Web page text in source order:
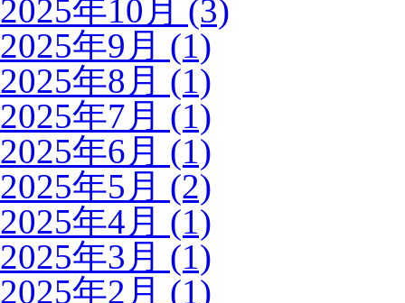
2025年10月 (3)
2025年9月 (1)
2025年8月 (1)
2025年7月 (1)
2025年6月 (1)
2025年5月 (2)
2025年4月 (1)
2025年3月 (1)
2025年2月 (1)